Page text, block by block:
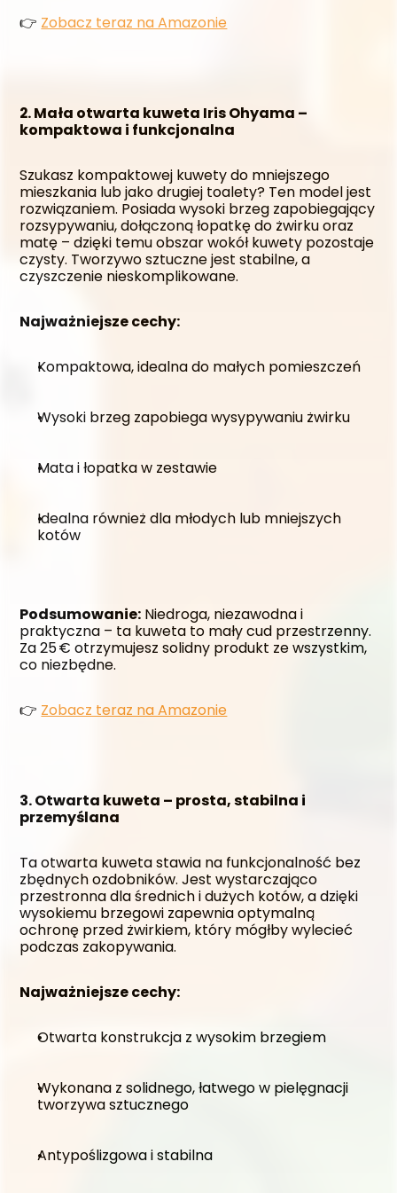
👉 Zobacz teraz na Amazonie
2. Mała otwarta kuweta Iris Ohyama –
kompaktowa i funkcjonalna
Szukasz kompaktowej kuwety do mniejszego
mieszkania lub jako drugiej toalety? Ten model jest
rozwiązaniem. Posiada wysoki brzeg zapobiegający
rozsypywaniu, dołączoną łopatkę do żwirku oraz
matę – dzięki temu obszar wokół kuwety pozostaje
czysty. Tworzywo sztuczne jest stabilne, a
czyszczenie nieskomplikowane.
Najważniejsze cechy:
Kompaktowa, idealna do małych pomieszczeń
Wysoki brzeg zapobiega wysypywaniu żwirku
Mata i łopatka w zestawie
Idealna również dla młodych lub mniejszych
kotów
Podsumowanie: Niedroga, niezawodna i
praktyczna – ta kuweta to mały cud przestrzenny.
Za 25 € otrzymujesz solidny produkt ze wszystkim,
co niezbędne.
👉 Zobacz teraz na Amazonie
3. Otwarta kuweta – prosta, stabilna i
przemyślana
Ta otwarta kuweta stawia na funkcjonalność bez
zbędnych ozdobników. Jest wystarczająco
przestronna dla średnich i dużych kotów, a dzięki
wysokiemu brzegowi zapewnia optymalną
ochronę przed żwirkiem, który mógłby wylecieć
podczas zakopywania.
Najważniejsze cechy:
Otwarta konstrukcja z wysokim brzegiem
Wykonana z solidnego, łatwego w pielęgnacji
tworzywa sztucznego
Antypoślizgowa i stabilna